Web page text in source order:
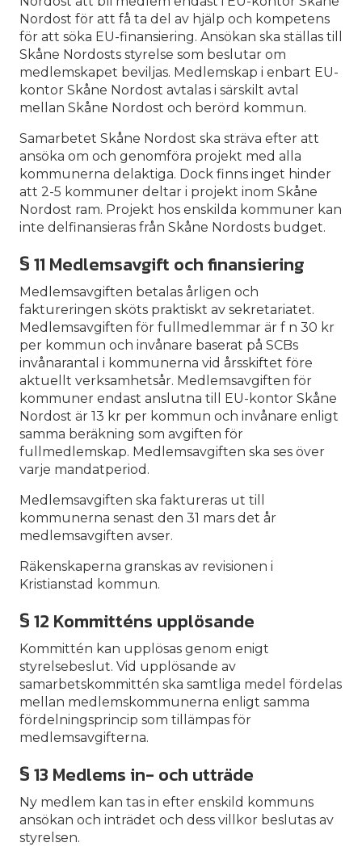
Nordost för att få ta del av hjälp och kompetens
för att söka EU-finansiering. Ansökan ska ställas till
Skåne Nordosts styrelse som beslutar om
medlemskapet beviljas. Medlemskap i enbart EU-
kontor Skåne Nordost avtalas i särskilt avtal
mellan Skåne Nordost och berörd kommun.
Samarbetet Skåne Nordost ska sträva efter att
ansöka om och genomföra projekt med alla
kommunerna delaktiga. Dock finns inget hinder
att 2-5 kommuner deltar i projekt inom Skåne
Nordost ram. Projekt hos enskilda kommuner kan
inte delfinansieras från Skåne Nordosts budget.
§ 11 Medlemsavgift och finansiering
Medlemsavgiften betalas årligen och
faktureringen sköts praktiskt av sekretariatet.
Medlemsavgiften för fullmedlemmar är f n 30 kr
per kommun och invånare baserat på SCBs
invånarantal i kommunerna vid årsskiftet före
aktuellt verksamhetsår. Medlemsavgiften för
kommuner endast anslutna till EU-kontor Skåne
Nordost är 13 kr per kommun och invånare enligt
samma beräkning som avgiften för
fullmedlemskap. Medlemsavgiften ska ses över
varje mandatperiod.
Medlemsavgiften ska faktureras ut till
kommunerna senast den 31 mars det år
medlemsavgiften avser.
Räkenskaperna granskas av revisionen i
Kristianstad kommun.
§ 12 Kommitténs upplösande
Kommittén kan upplösas genom enigt
styrelsebeslut. Vid upplösande av
samarbetskommittén ska samtliga medel fördelas
mellan medlemskommunerna enligt samma
fördelningsprincip som tillämpas för
medlemsavgifterna.
§ 13 Medlems in- och utträde
Ny medlem kan tas in efter enskild kommuns
ansökan och inträdet och dess villkor beslutas av
styrelsen.